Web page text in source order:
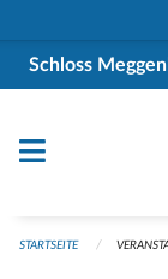
Schloss
STARTSEITE